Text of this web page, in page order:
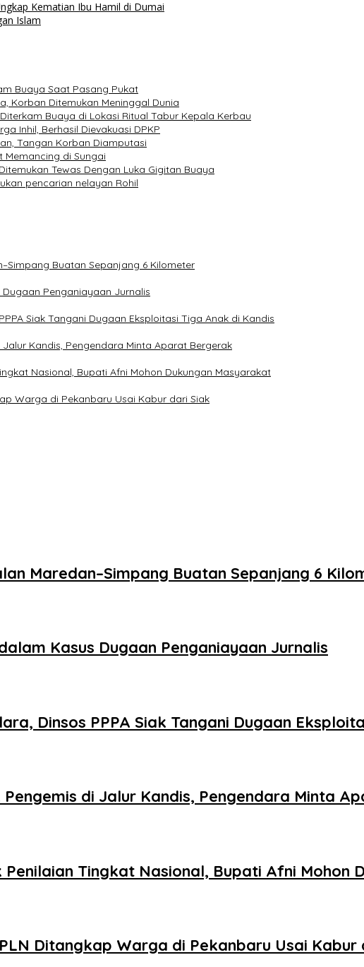
Kematian Ibu Hamil di Dumai
Islam
Buaya Saat Pasang Pukat
Korban Ditemukan Meninggal Dunia
Buaya di Lokasi Ritual Tabur Kepala Kerbau
Inhil, Berhasil Dievakuasi DPKP
Tangan Korban Diamputasi
Memancing di Sungai
Tewas Dengan Luka Gigitan Buaya
pencarian nelayan Rohil
Buatan Sepanjang 6 Kilometer
Penganiayaan Jurnalis
Siak Tangani Dugaan Eksploitasi Tiga Anak di Kandis
Kandis, Pengendara Minta Aparat Bergerak
Nasional, Bupati Afni Mohon Dukungan Masyarakat
Warga di Pekanbaru Usai Kabur dari Siak
Maredan–Simpang Buatan Sepanjang 6
Kasus Dugaan Penganiayaan Jurnalis
Dinsos PPPA Siak Tangani Dugaan
di Jalur Kandis, Pengendara Minta
Tingkat Nasional, Bupati Afni Mohon
Ditangkap Warga di Pekanbaru Usai Kabur